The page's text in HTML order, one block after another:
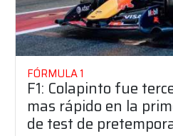
FÓRMULA 1
F1: Colapinto fue
mas rápido en la
de test de